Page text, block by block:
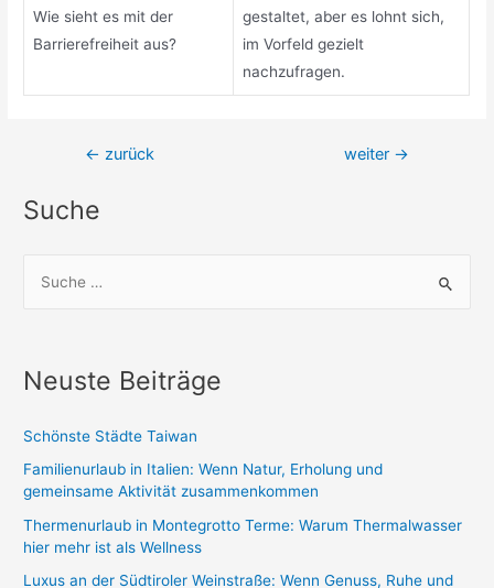
Wie sieht es mit der
Barrierefreiheit aus?
gestaltet, aber es lohnt sich,
im Vorfeld gezielt
nachzufragen.
Beitragsnavigation
← zurück weiter →
Suche
e
n
a
c
h
Neuste Beiträge
Schönste Städte Taiwan
Familienurlaub in Italien: Wenn Natur, Erholung und
gemeinsame Aktivität zusammenkommen
Thermenurlaub in Montegrotto Terme: Warum Thermalwasser
hier mehr ist als Wellness
Luxus an der Südtiroler Weinstraße: Wenn Genuss, Ruhe und